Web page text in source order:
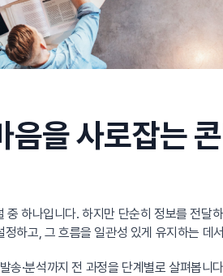
을 사로잡는
하나입니다. 하지만 단순히 정보를 전달
정하고, 그 흐름을 일관성 있게 유지하는 데
·분석까지 전 과정을 단계별로 살펴봅니